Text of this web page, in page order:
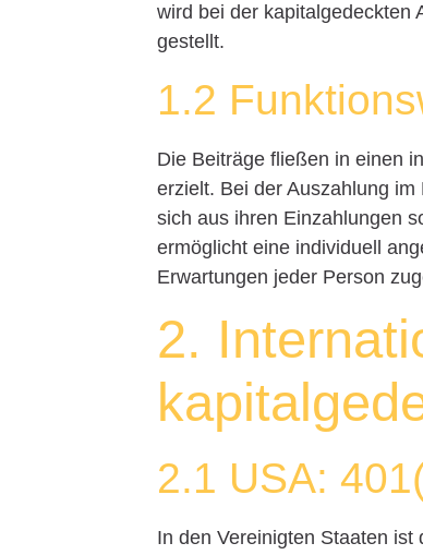
wird bei der kapitalgedeckten
gestellt.
1.2
Die Beiträge fließen in einen
erzielt. Bei der Auszahlung
sich aus ihren Einzahlungen
ermöglicht eine individuell
Erwartungen jeder Person
2.
2.1 USA:
In den Vereinigten Staaten